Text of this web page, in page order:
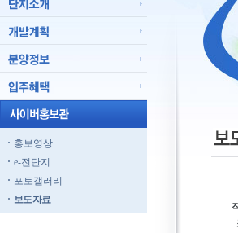
홍보영상
e-전단지
포토갤러리
보도자료